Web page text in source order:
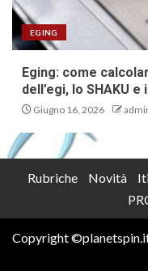
EGING
Eging: come
dell’egi, lo SHAKU e
Giugno 16, 2026
Rubriche Novità
Copyright